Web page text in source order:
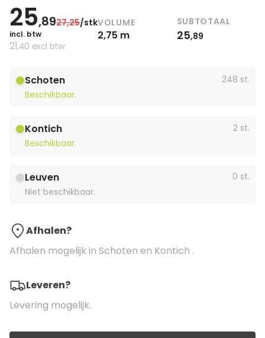
25,8927,25/stk
incl. btw
21,40 excl btw
VOLUME
2,75 m
SUBTOTAAL
25,89
Schoten
248 st.
Beschikbaar.
Kontich
2 st.
Beschikbaar.
Leuven
0 st.
Niet beschikbaar.
Afhalen?
Afhalen mogelijk in Schoten en Kontich .
Leveren?
Levering mogelijk.